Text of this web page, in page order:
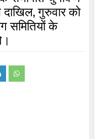
गुरुवार को
समितियों के